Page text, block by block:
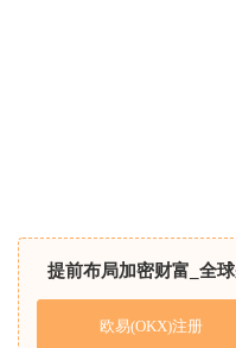
提前布局加密财富_全
欧易(OKX)注册